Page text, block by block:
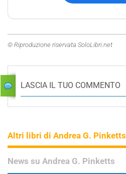
© Riproduzione riservata SoloLibri.net
LASCIA IL TUO COMMENTO
Altri libri di Andrea G. Pinketts
News su Andrea G. Pinketts